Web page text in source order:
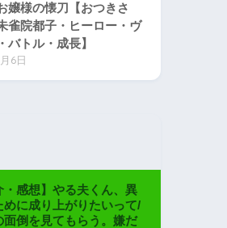
嬢様の懐刀【おつきさ
雀院都子・ヒーロー・ヴ
バトル・成長】
6日